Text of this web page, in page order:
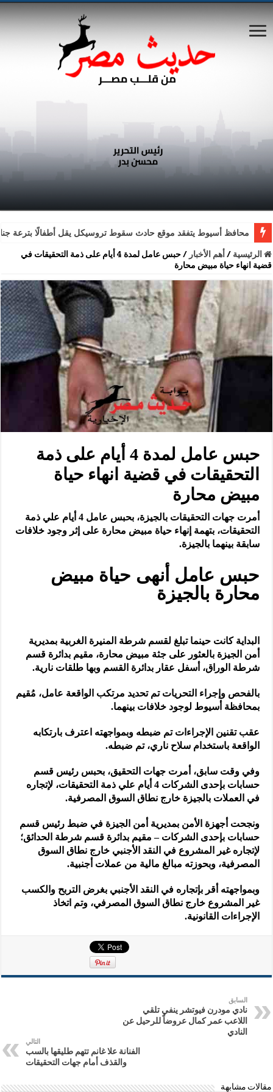
محافظ أسيوط يتفقد موقع حادث سقوط تروسيكل يقل أطفالًا بترعة
الرئيسية /أهم الأخبار /
حبس عامل لمدة 4 أيام على ذمة التحقيقات في
قضية انهاء حياة مبيض محارة
حبس عامل لمدة 4 أيام على ذمة
التحقيقات في قضية انهاء حياة
مبيض محارة
أمرت جهات التحقيقات بالجيزة، بحبس عامل 4 أيام علي ذمة
التحقيقات، بتهمة إنهاء حياة مبيض محارة على إثر وجود خلافات
سابقة بينهما بالجيزة.
حبس عامل أنهى حياة مبيض
محارة بالجيزة
البداية كانت حينما تبلغ لقسم شرطة المنيرة الغربية بمديرية
أمن الجيزة بالعثور على جثة مبيض محارة، مقيم بدائرة قسم
شرطة الوراق، أسفل عقار بدائرة القسم وبها طلقات نارية.
بالفحص وإجراء التحريات تم تحديد مرتكب الواقعة عامل، مُقيم
بمحافظة أسيوط لوجود خلافات بينهما.
عقب تقنين الإجراءات تم ضبطه وبمواجهته اعترف بارتكابه
الواقعة باستخدام سلاح ناري، تم ضبطه.
وفي وقت سابق، أمرت جهات التحقيق، بحبس رئيس قسم
حسابات بإحدى الشركات 4 أيام علي ذمة التحقيقات، لإتجاره
في العملات بالجيزة خارج نطاق السوق المصرفية.
ونجحت أجهزة الأمن بمديرية أمن الجيزة في ضبط رئيس قسم
حسابات بإحدى الشركات – مقيم بدائرة قسم شرطة الحدائق؛
لإتجاره غير المشروع في النقد الأجنبي خارج نطاق السوق
المصرفية، وبحوزته مبالغ مالية من عملات أجنبية.
وبمواجهته أقر بإتجاره في النقد الأجنبي بغرض التربح والكسب
غير المشروع خارج نطاق السوق المصرفي، وتم اتخاذ
الإجراءات القانونية.
السابق
نادي مودرن فيوتشر ينفي تلقي
اللاعب عمر كمال عروضاً للرحيل عن
النادي
التالي
الفنانة علا غانم تتهم طليقها بالسب
والقذف أمام جهات التحقيقات
مقالات مشابهة